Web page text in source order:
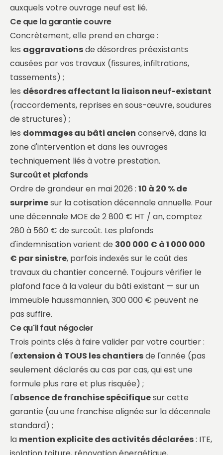
auxquels votre ouvrage neuf est lié.
Ce que la garantie couvre
Concrètement, elle prend en charge :
les aggravationsde désordres préexistants
causées par vos travaux (fissures, infiltrations,
tassements) ;
les désordres affectant la liaison neuf-existant
(raccordements, reprises en sous-œuvre, soudures
de structures) ;
les dommages au bâti ancien conservé, dans la
zone d'intervention et dans les ouvrages
techniquement liés à votre prestation.
Surcoût et plafonds
Ordre de grandeur en mai 2026 : 10 à 20 % de
surprimesur la cotisation décennale annuelle. Pour
une décennale MOE de 2 800 € HT / an, comptez
280 à 560 € de surcoût. Les plafonds
d'indemnisation varient de 300 000 € à 1 000 000
€ par sinistre, parfois indexés sur le coût des
travaux du chantier concerné. Toujours vérifier le
plafond face à la valeur du bâti existant — sur un
immeuble haussmannien, 300 000 € peuvent ne
pas suffire.
Ce qu'il faut négocier
Trois points clés à faire valider par votre courtier :
l'extension à TOUS les chantiersde l'année (pas
seulement déclarés au cas par cas, qui est une
formule plus rare et plus risquée) ;
l'absence de franchise spécifiquesur cette
garantie (ou une franchise alignée sur la décennale
standard) ;
la mention explicite des activités déclarées: ITE,